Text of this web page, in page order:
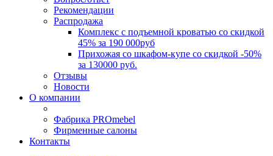
Рекомендации
Распродажа
Комплекс с подъемной кроватью со скидкой
45% за 190 000руб
Прихожая со шкафом-купе со скидкой -50%
за 130000 руб.
Отзывы
Новости
О компании
Фабрика PROmebel
Фирменные салоны
Контакты